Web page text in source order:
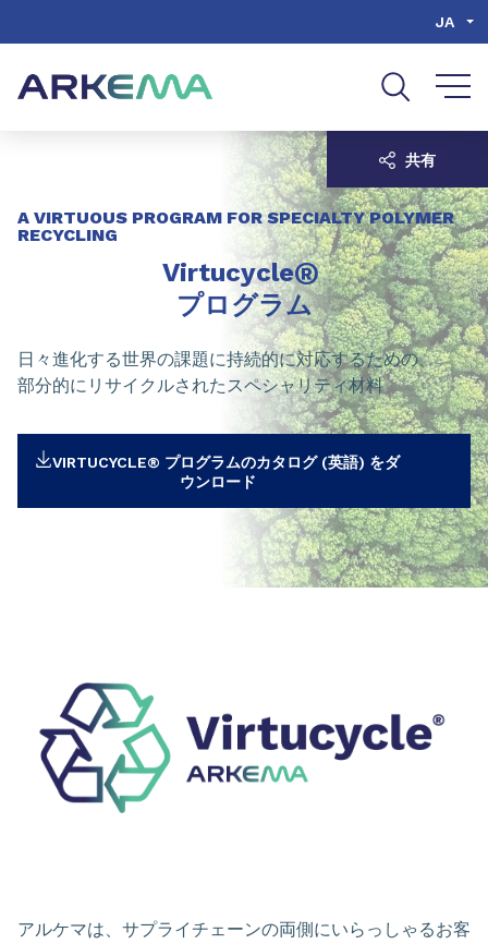
JA
A VIRTUOUS PROGRAM FOR SPECIALTY POLYMER
RECYCLING
Virtucycle®
プログラム
日々進化する世界の課題に持続的に対応するための、
部分的にリサイクルされたスペシャリティ材料
VIRTUCYCLE® プログラムのカタログ (英語) をダ
ウンロード
共有
アルケマは、サプライチェーンの両側にいらっしゃるお客